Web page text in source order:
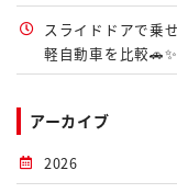
スライドドアで乗
軽自動車を比較🚗✨
アーカイブ
2026